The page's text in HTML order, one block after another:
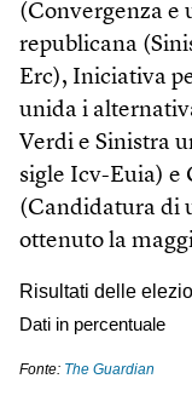
(Convergenza e
republicana
Erc), Iniciativa
unida i
Verdi e Sinistra
sigle Icv-Euia) e
(Candidatura di
ottenuto la